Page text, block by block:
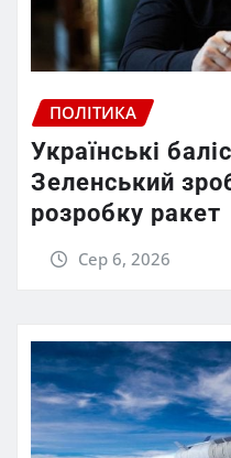
ПОЛІТИКА
Українські
Зеленський
розробку ракет
Сер 6, 2026